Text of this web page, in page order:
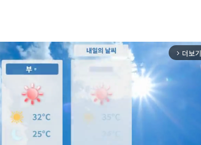
arrow_forward_ios 더보기